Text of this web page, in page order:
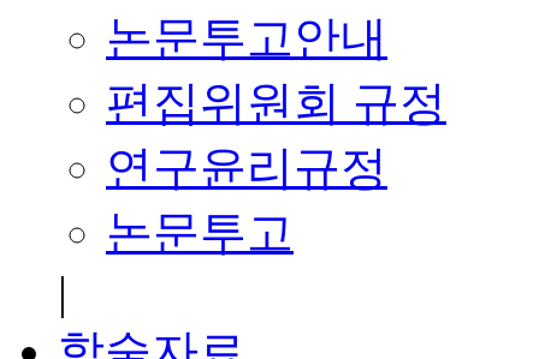
논문투고안내
편집위원회 규정
연구윤리규정
논문투고
|